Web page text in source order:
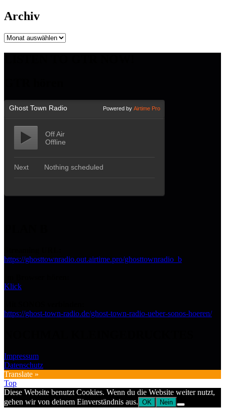
Archiv
Archiv
https://ghosttownradio.out.airtime.pro/ghosttownradio_b
Klick
https://ghost-town-radio.de/ghost-town-radio-ueber-sonos-hoeren/
Impressum
Datenschutz
Translate »
Top
Diese Website benutzt Cookies. Wenn du die Website weiter nutzt,
gehen wir von deinem Einverständnis aus. OK Nein